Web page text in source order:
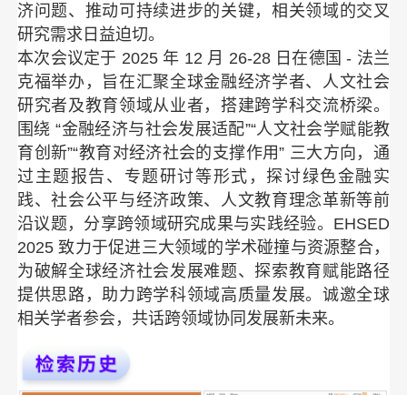
济问题、推动可持续进步的关键，相关领域的交叉
研究需求日益迫切。
本次会议定于 2025 年 12 月 26-28 日在德国 - 法兰
克福举办，旨在汇聚全球金融经济学者、人文社会
研究者及教育领域从业者，搭建跨学科交流桥梁。
围绕 “金融经济与社会发展适配”“人文社会学赋能教
育创新”“教育对经济社会的支撑作用” 三大方向，通
过主题报告、专题研讨等形式，探讨绿色金融实
践、社会公平与经济政策、人文教育理念革新等前
沿议题，分享跨领域研究成果与实践经验。 EHSED
2025 致力于促进三大领域的学术碰撞与资源整合，
为破解全球经济社会发展难题、探索教育赋能路径
提供思路，助力跨学科领域高质量发展。诚邀全球
相关学者参会，共话跨领域协同发展新未来。